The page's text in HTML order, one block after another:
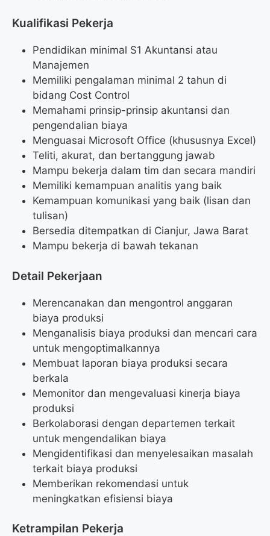
Kualifikasi Pekerja
Pendidikan minimal S1 Akuntansi atau
Manajemen
Memiliki pengalaman minimal 2 tahun di
bidang Cost Control
Memahami prinsip-prinsip akuntansi dan
pengendalian biaya
Menguasai Microsoft Office (khususnya Excel)
Teliti, akurat, dan bertanggung jawab
Mampu bekerja dalam tim dan secara mandiri
Memiliki kemampuan analitis yang baik
Kemampuan komunikasi yang baik (lisan dan
tulisan)
Bersedia ditempatkan di Cianjur, Jawa Barat
Mampu bekerja di bawah tekanan
Detail Pekerjaan
Merencanakan dan mengontrol anggaran
biaya produksi
Menganalisis biaya produksi dan mencari cara
untuk mengoptimalkannya
Membuat laporan biaya produksi secara
berkala
Memonitor dan mengevaluasi kinerja biaya
produksi
Berkolaborasi dengan departemen terkait
untuk mengendalikan biaya
Mengidentifikasi dan menyelesaikan masalah
terkait biaya produksi
Memberikan rekomendasi untuk
meningkatkan efisiensi biaya
Ketrampilan Pekerja